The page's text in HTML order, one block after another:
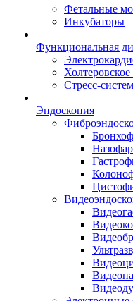
Фетальные
Инкубаторы
Функциональная
Стресс-
Эндоскопия